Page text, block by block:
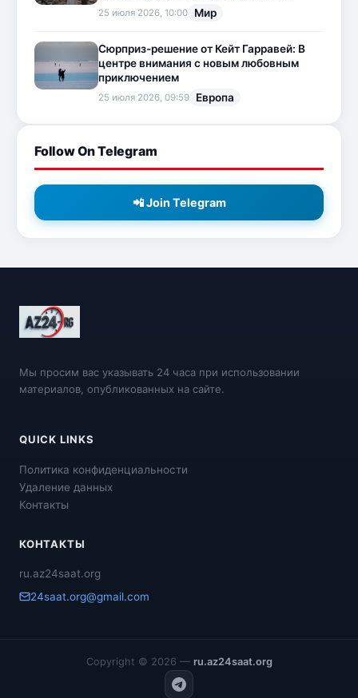
25 июля 2026, 10:00 Мир
Сюрприз-решение от Кейт Гарравей: В
центре внимания с новым любовным
приключением
25 июля 2026, 09:59 Европа
Follow On Telegram
📲 Join Telegram
Мы просим вас указывать 24 часа при использовании
материалов, опубликованных на сайте.
QUICK LINKS
Политика конфиденциальности
Удаление данных
Контакты
КОНТАКТЫ
ru.az24saat.org
24saat.org@gmail.com
Copyright © 2026 — ru.az24saat.org